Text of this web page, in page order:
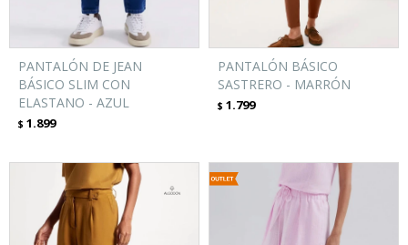
PANTALÓN DE JEAN
BÁSICO SLIM CON
ELASTANO - AZUL
$ 1.899
PANTALÓN BÁSICO
SASTRERO - MARRÓN
$ 1.799